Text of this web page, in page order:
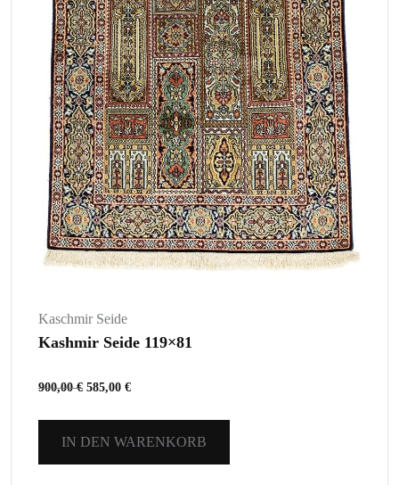
Kaschmir Seide
Kashmir Seide 119×81
900,00€ 585,00 €
IN DEN WARENKORB